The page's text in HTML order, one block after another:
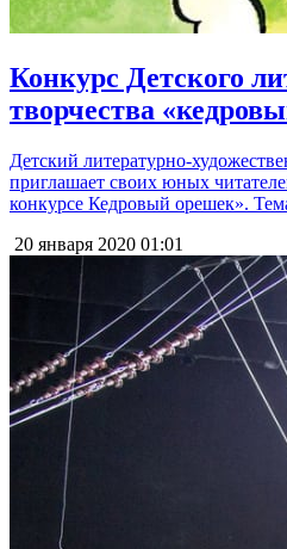
Конкурс Детского
творчества
Детский литературно-
приглашает своих юных
конкурсе Кедровый орешек».
20 января 2020 01:01